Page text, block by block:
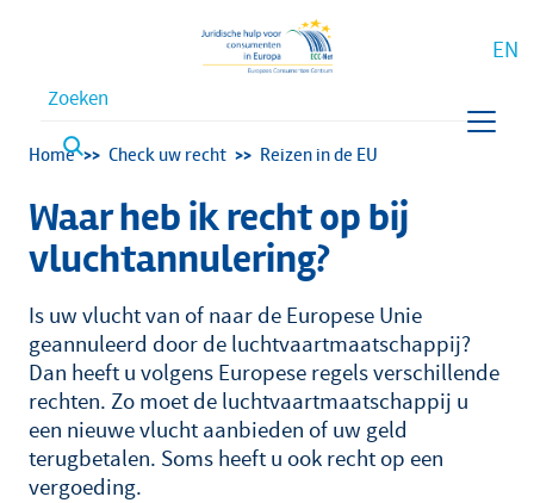
Waar bent u naar op zoek?
EN
Kruimelpad
Home Check uw recht Reizen in de EU
Waar heb ik recht op bij
vluchtannulering?
Is uw vlucht van of naar de Europese Unie
geannuleerd door de luchtvaartmaatschappij?
Dan heeft u volgens Europese regels verschillende
rechten. Zo moet de luchtvaartmaatschappij u
een nieuwe vlucht aanbieden of uw geld
terugbetalen. Soms heeft u ook recht op een
vergoeding.